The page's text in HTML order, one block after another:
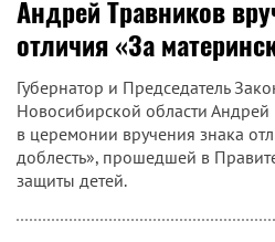
Андрей Травников
отличия «За
Губернатор и Председатель
Новосибирской области
в церемонии вручения знака
доблесть», прошедшей в
защиты детей.